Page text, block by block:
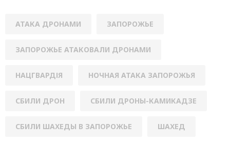
АТАКА ДРОНАМИ ЗАПОРОЖЬЕ
ЗАПОРОЖЬЕ АТАКОВАЛИ ДРОНАМИ
НАЦГВАРДІЯ НОЧНАЯ АТАКА ЗАПОРОЖЬЯ
СБИЛИ ДРОН СБИЛИ ДРОНЫ-КАМИКАДЗЕ
СБИЛИ ШАХЕДЫ В ЗАПОРОЖЬЕ ШАХЕД